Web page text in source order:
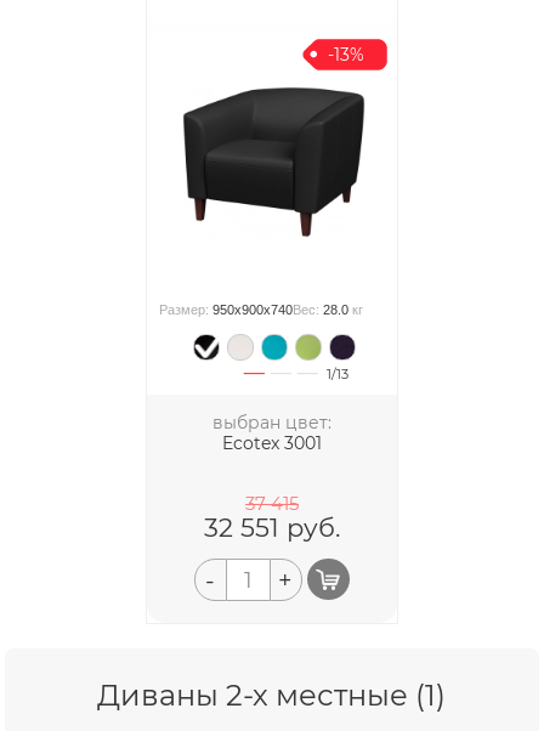
-13%
Размер:950x900x740Вес:28.0 кг
1/13
выбран цвет:
Ecotex 3001
37 415
32 551 руб.
- +
Диваны 2-х местные (1)